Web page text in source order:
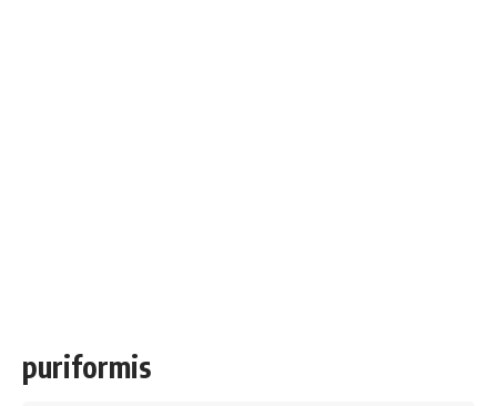
puriformis